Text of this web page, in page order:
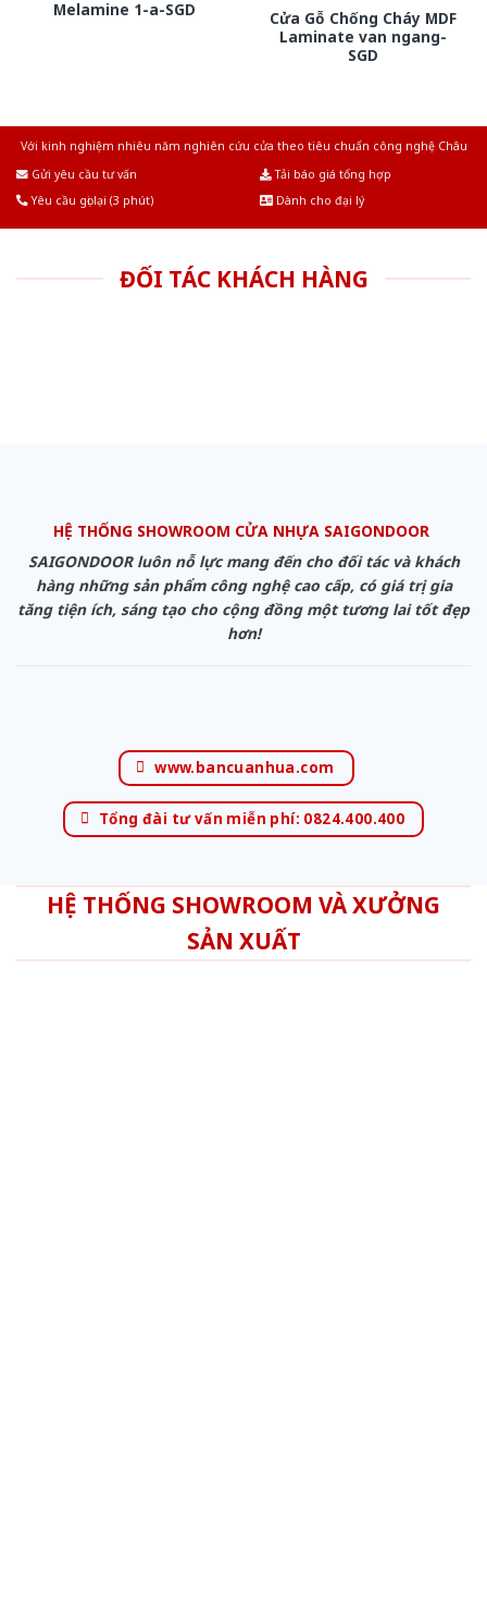
Melamine 1-a-SGD
Cửa Gỗ Chống Cháy MDF
Laminate van ngang-
SGD
Với kinh nghiệm nhiêu năm nghiên cứu cửa theo tiêu chuẩn công nghệ Châu
Gửi yêu cầu tư vấn
Tải báo giá tổng hợp
Yêu cầu gọi lại (3 phút)
Dành cho đại lý
ĐỐI TÁC KHÁCH HÀNG
HỆ THỐNG SHOWROOM CỬA NHỰA SAIGONDOOR
SAIGONDOOR luôn nỗ lực mang đến cho đối tác và khách
hàng những sản phẩm công nghệ cao cấp, có giá trị gia
tăng tiện ích, sáng tạo cho cộng đồng một tương lai tốt đẹp
hơn!
www.bancuanhua.com
Tổng đài tư vấn miễn phí: 0824.400.400
HỆ THỐNG SHOWROOM VÀ XƯỞNG
SẢN XUẤT